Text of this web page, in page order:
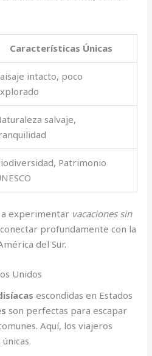
Características Únicas
intacto, poco
salvaje,
Patrimonio
experimentar vacaciones sin
profundamente con la
del Sur.
Unidos
escondidas en Estados
son perfectas para escapar
Aquí, los viajeros